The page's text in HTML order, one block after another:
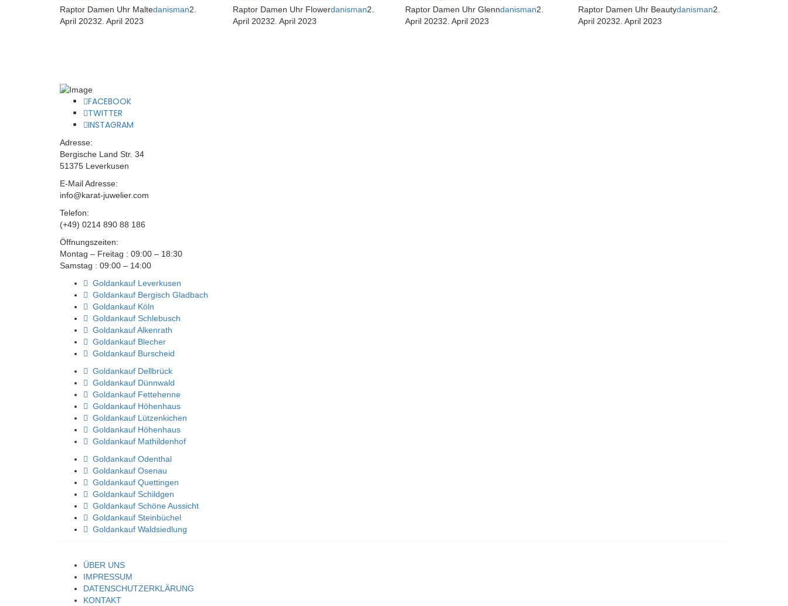
Raptor Damen Uhr Maltedanisman2.
April 20232. April 2023
Raptor Damen Uhr Flowerdanisman2.
April 20232. April 2023
Raptor Damen Uhr Glenndanisman2.
April 20232. April 2023
Raptor Damen Uhr Beautydanisman2.
April 20232. April 2023
FACEBOOK
TWITTER
INSTAGRAM
Adresse:
Bergische Land Str. 34
51375 Leverkusen
E-Mail Adresse:
info@karat-juwelier.com
Telefon:
(+49) 0214 890 88 186
Öffnungszeiten:
Montag – Freitag : 09:00 – 18:30
Samstag : 09:00 – 14:00
Goldankauf Leverkusen
Goldankauf Bergisch Gladbach
Goldankauf Köln
Goldankauf Schlebusch
Goldankauf Alkenrath
Goldankauf Blecher
Goldankauf Burscheid
Goldankauf Dellbrück
Goldankauf Dünnwald
Goldankauf Fettehenne
Goldankauf Höhenhaus
Goldankauf Lützenkichen
Goldankauf Höhenhaus
Goldankauf Mathildenhof
Goldankauf Odenthal
Goldankauf Osenau
Goldankauf Quettingen
Goldankauf Schildgen
Goldankauf Schöne Aussicht
Goldankauf Steinbüchel
Goldankauf Waldsiedlung
ÜBER UNS
IMPRESSUM
DATENSCHUTZERKLÄRUNG
KONTAKT